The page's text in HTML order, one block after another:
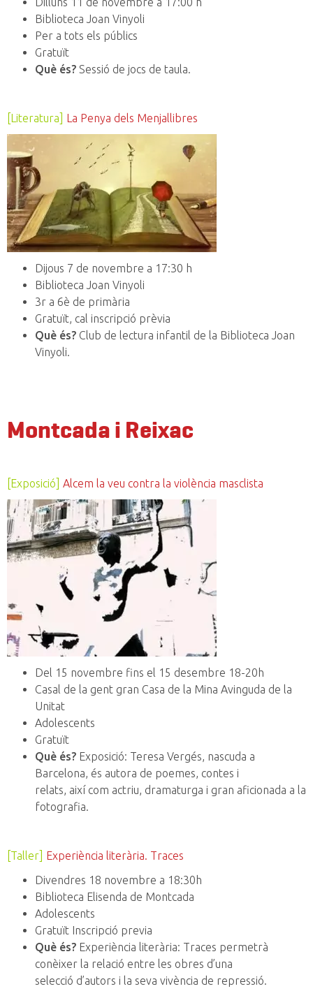
Biblioteca Joan Vinyoli
Per a tots els públics
Gratuït
Què és? Sessió de jocs de taula.
[Literatura] La Penya dels Menjallibres
Dijous 7 de novembre a 17:30 h
Biblioteca Joan Vinyoli
3r a 6è de primària
Gratuït, cal inscripció prèvia
Què és? Club de lectura infantil de la Biblioteca Joan
Vinyoli.
Montcada i Reixac
[Exposició] Alcem la veu contra la violència masclista
Del 15 novembre fins el 15 desembre 18-20h
Casal de la gent gran Casa de la Mina Avinguda de la
Unitat
Adolescents
Gratuït
Què és? Exposició: Teresa Vergés, nascuda a
Barcelona, és autora de poemes, contes i
relats, així com actriu, dramaturga i gran aficionada a la
fotografia.
[Taller]
Experiència literària. Traces
Divendres 18 novembre a 18:30h
Biblioteca Elisenda de Montcada
Adolescents
Gratuït Inscripció previa
Què és? Experiència literària: Traces permetrà
conèixer la relació entre les obres d’una
selecció d’autors i la seva vivència de repressió.